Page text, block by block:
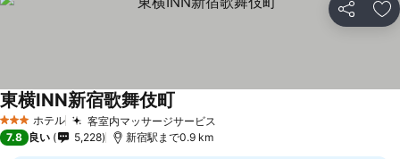
シェア お
3 ホテルのランク
ホテル 客室内マッサージサービス
東横INN新宿歌舞伎町
7.8 良い 5,228 新宿駅まで0.9 km